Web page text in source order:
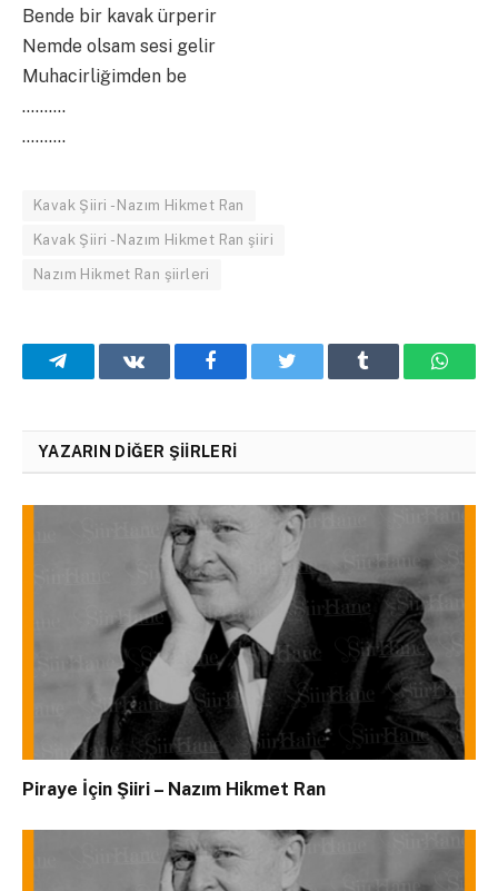
Bende bir kavak ürperir
Nemde olsam sesi gelir
Muhacirliğimden be
……….
……….
Kavak Şiiri - Nazım Hikmet Ran
Kavak Şiiri - Nazım Hikmet Ran şiiri
Nazım Hikmet Ran şiirleri
TelegramVKontakteFacebookTwitter
YAZARIN DIĞER ŞIIRLERI
Piraye İçin Şiiri – Nazım Hikmet Ran